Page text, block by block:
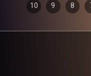
8
9
10